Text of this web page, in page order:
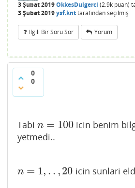
3 Şubat 2019OkkesDulgerci (2.9k puan)
3 Şubat 2019ysf.knttarafındanseçilmiş
Ilgili Bir Soru Sor Yorum
0
0
Tabi n = 100
n=100
icin benim
yetmedi..
n = 1, . . ,20
n=1, .,20 icin sunlari